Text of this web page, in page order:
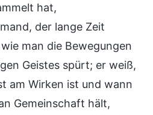
hat,
der lange Zeit
man die Bewegungen
Geistes spürt; er weiß,
am Wirken ist und wann
Gemeinschaft hält,